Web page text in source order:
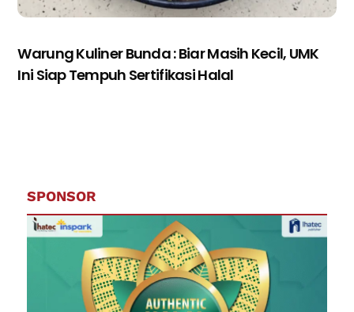
Warung Kuliner Bunda : Biar Masih Kecil, UMK
Ini Siap Tempuh Sertifikasi Halal
SPONSOR